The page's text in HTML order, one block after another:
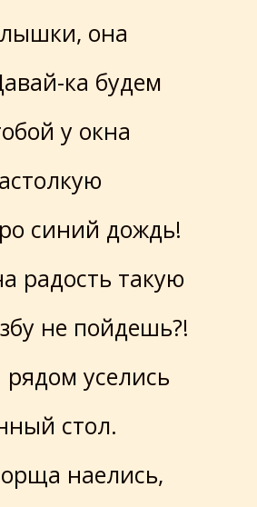
она
ка будем
у окна
синий дождь!
радость такую
не пойдешь?!
уселись
стол.
наелись,